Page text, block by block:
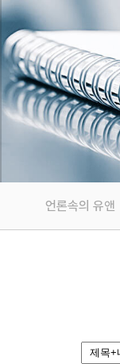
언론속의 유앤